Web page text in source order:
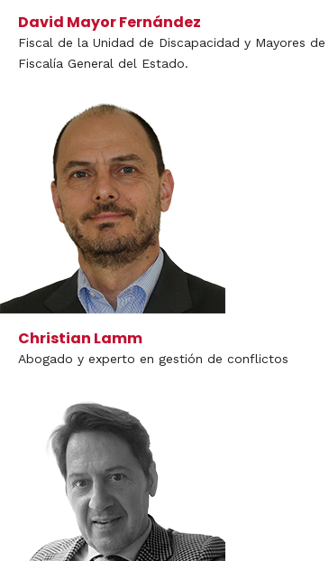
David Mayor Fernández
Fiscal de la Unidad de Discapacidad y Mayores de
Fiscalía General del Estado.
Christian Lamm
Abogado y experto en gestión de conflictos